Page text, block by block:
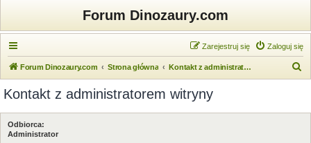
Forum Dinozaury.com
Zaloguj się
Zarejestruj się
Forum Dinozaury.com Strona główna Kontakt z administratorem witryny
k
Kontakt z administratorem witryny
Odbiorca:
Administrator